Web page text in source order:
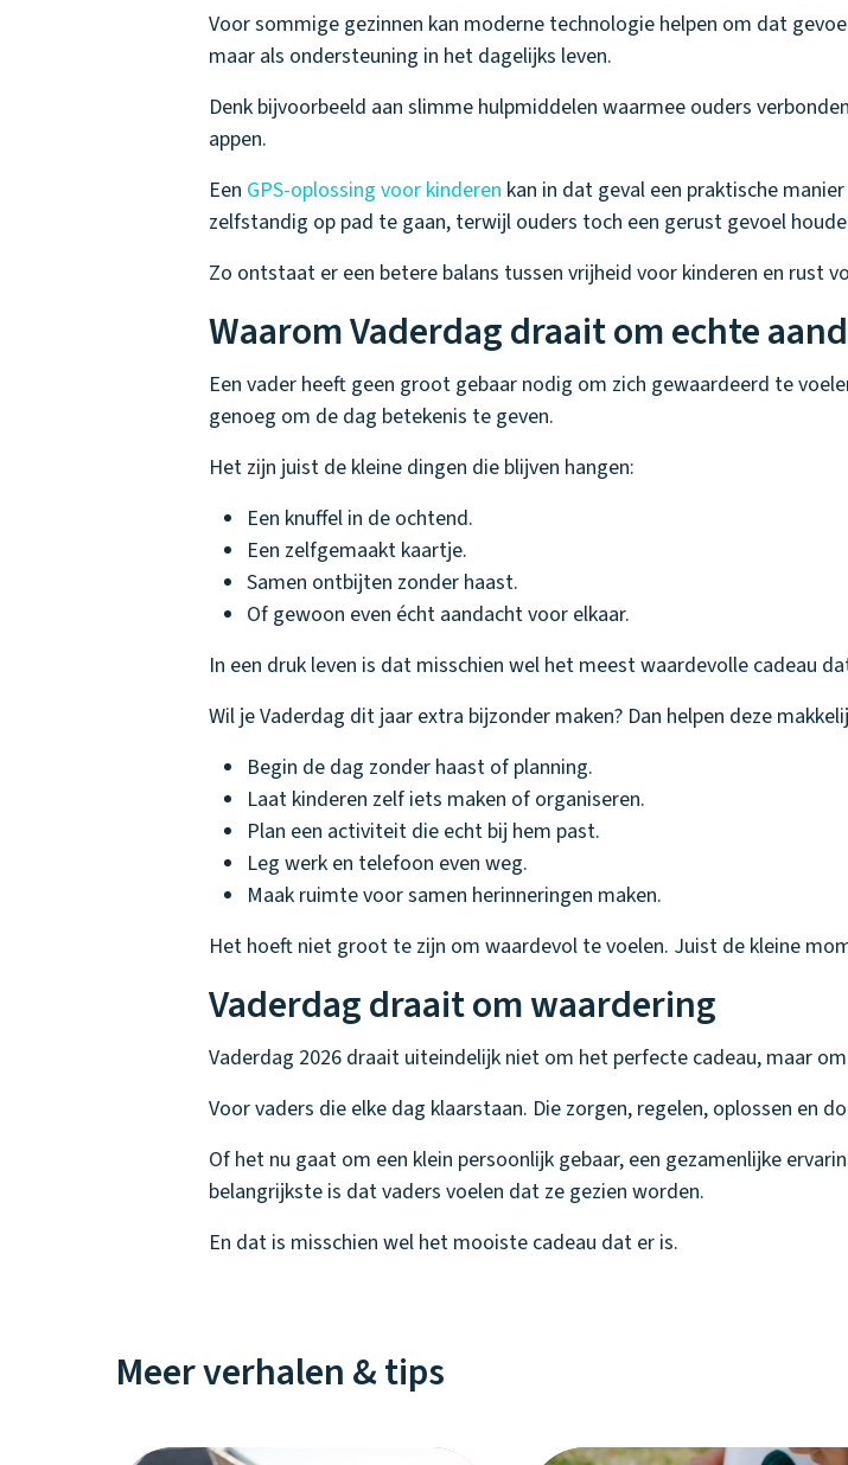
Voor sommige gezinnen kan moderne technologie helpen om dat
maar als ondersteuning in het dagelijks leven.
Denk bijvoorbeeld aan slimme hulpmiddelen waarmee ouders
appen.
Een GPS-oplossing voor kinderen kan in dat geval een praktische
zelfstandig op pad te gaan, terwijl ouders toch een gerust gevoel
Zo ontstaat er een betere balans tussen vrijheid voor kinderen en rust
Waarom Vaderdag draait om echte
Een vader heeft geen groot gebaar nodig om zich gewaardeerd te
genoeg om de dag betekenis te geven.
Het zijn juist de kleine dingen die blijven hangen:
Een knuffel in de ochtend.
Een zelfgemaakt kaartje.
Samen ontbijten zonder haast.
Of gewoon even écht aandacht voor elkaar.
In een druk leven is dat misschien wel het meest waardevolle cadeau
Wil je Vaderdag dit jaar extra bijzonder maken? Dan helpen deze
Begin de dag zonder haast of planning.
Laat kinderen zelf iets maken of organiseren.
Plan een activiteit die echt bij hem past.
Leg werk en telefoon even weg.
Maak ruimte voor samen herinneringen maken.
Het hoeft niet groot te zijn om waardevol te voelen. Juist de kleine
Vaderdag draait om waardering
Vaderdag 2026 draait uiteindelijk niet om het perfecte cadeau, maar
Voor vaders die elke dag klaarstaan. Die zorgen, regelen, oplossen en
Of het nu gaat om een klein persoonlijk gebaar, een gezamenlijke
belangrijkste is dat vaders voelen dat ze gezien worden.
En dat is misschien wel het mooiste cadeau dat er is.
Meer verhalen & tips